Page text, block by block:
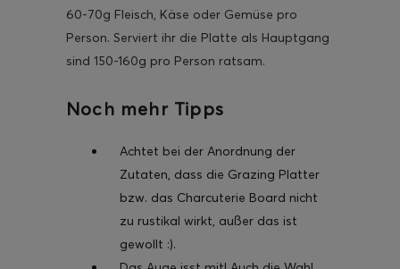
60-70g Fleisch, Käse oder Gemüse pro
Person. Serviert ihr die Platte als Hauptgang
sind 150-160g pro Person ratsam.
Noch mehr Tipps
Achtet bei der Anordnung der
Zutaten, dass die Grazing Platter
bzw. das Charcuterie Board nicht
zu rustikal wirkt, außer das ist
gewollt :).